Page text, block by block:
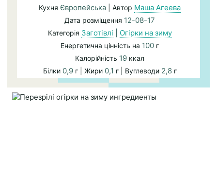
Кухня Європейська | Автор Маша Агеева
Дата розміщення 12-08-17
Категорія Заготівлі Огірки на зиму
Енергетична цінність на 100 г
Калорійність 19 ккал
Білки 0,9г | Жири 0,1 г | Вуглеводи 2,8г